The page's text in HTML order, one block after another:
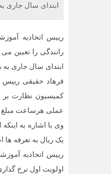
ابتدای سال جاری
رییس اتحادیه
ابتدای سال جاری
فرهاد حقیقی رییس
کمیسیون نظارت بر
عملی هرساعت مبلغ 375هزار تومان و آموزش تئوری هم 60هزار تومان از متقاضی دریافت می گردد.
وی با اشاره به
یک ریال به تعرفه ها اضافه
رییس اتحادیه
اولویت اول نرخ